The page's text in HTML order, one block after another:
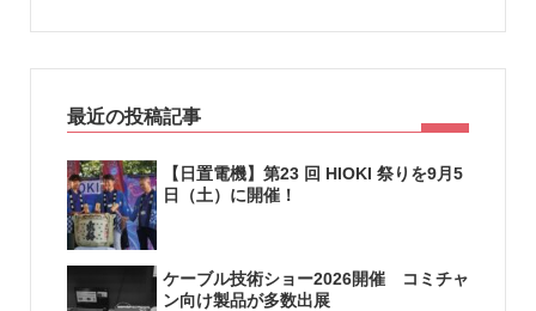
最近の投稿記事
【日置電機】第23 回 HIOKI 祭りを9月5
日（土）に開催！
ケーブル技術ショー2026開催 コミチャ
ン向け製品が多数出展